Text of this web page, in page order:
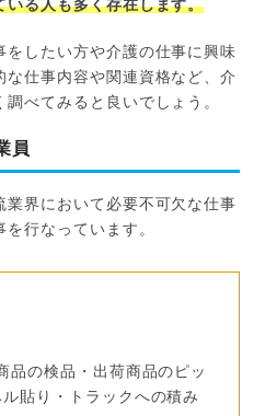
いる人も多く存在します。
したい方や介護の仕事に興味
仕事内容や関連資格など、介
べてみると良いでしょう。
員
界において必要不可欠な仕事
行なっています。
品の検品・出荷商品のピッ
貼り・トラックへの積み